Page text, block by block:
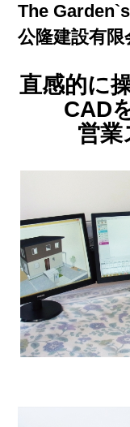
The Garden`s
公隆建設有限
直感的に
CAD
営業